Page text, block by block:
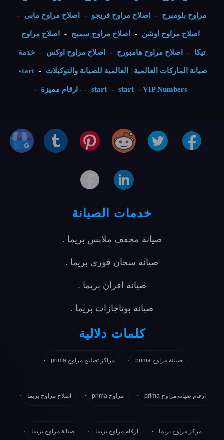
مراوح بلومبرج - اصلاح مراوح فريجو - اصلاح مراوح مابى -
اصلاح مراوح اوشن - اصلاح مراوح سميج - اصلاح مراوح
تيكا - اصلاح مراوح هامبورج - اصلاح مراوح اوكس - خدمة
صيانة الماركات العالمية | العالمية للصيانة والتوكيلات -
start
- start - start - VIP Numbers - ارقام مميزة -
خدمات الصيانة
صيانة مجفف ملابس بريما .
صيانة سخان فورى بريما .
صيانة افران بريما .
صيانة بوتاجازات بريما .
كلمات دلالية
صيانة مراوح prima . مراكز تصليح مراوح prima .
ارقام صيانة مراوح prima . مراوح prima . اصلاح مراوح بريما .
مركز مراوح بريما . ارقام مراوح بريما . صيانة مراوح بريما .